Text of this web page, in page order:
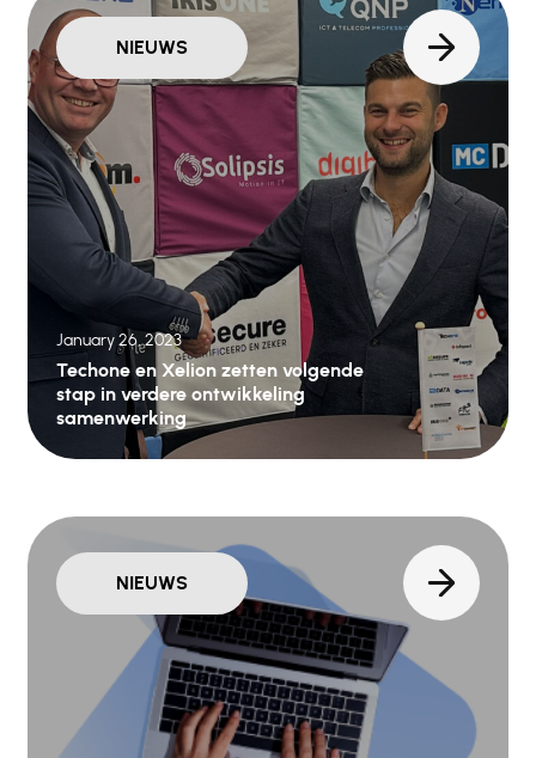
NIEUWS
January 26, 2023
Techone en Xelion zetten volgende
stap in verdere ontwikkeling
samenwerking
NIEUWS